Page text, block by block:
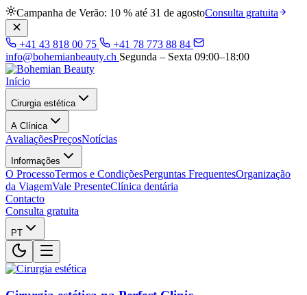
Campanha de Verão: 10 % até 31 de agostoConsulta gratuita
+41 43 818 00 75
+41 78 773 88 84
info@bohemianbeauty.ch Segunda – Sexta 09:00–18:00
Início
Cirurgia estética
A Clínica
AvaliaçõesPreçosNotícias
Informações
O ProcessoTermos e CondiçõesPerguntas FrequentesOrganização
da ViagemVale PresenteClínica dentária
Contacto
Consulta gratuita
PT